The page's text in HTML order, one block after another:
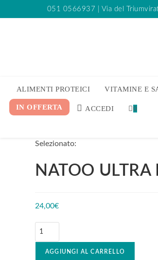
051 0566937 | Via del
ALIMENTI PROTEICI VITAMINE E
IN OFFERTA ACCEDI 0
Selezionato:
NATOO
24,00€
AGGIUNGI AL CARRELLO